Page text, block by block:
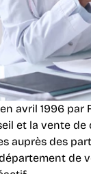
avril 1996
et la vente
auprès des
de